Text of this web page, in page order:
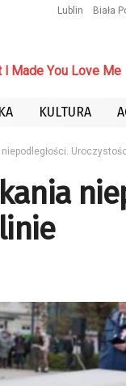
Lublin Biała
I Made You Love Me
KULTURA